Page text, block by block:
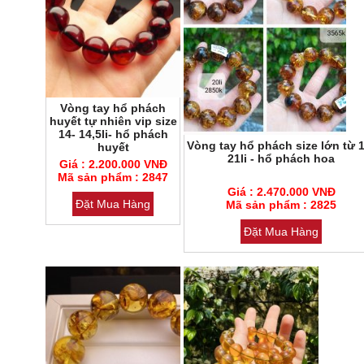
Mã sản phẩm : 2847
Loại đá : Cẩm thạch
Vòng tay hổ phách
huyết tự nhiên vip size
14- 14,5li- hổ phách
huyết
Giá : 2.200.000 VNĐ
Mã sản phẩm : 2847
Đặt Mua Hàng
Mã sản phẩm : 2825
Loại đá : Cẩm thạch
Vòng tay hổ phách size lớn từ
21li - hổ phách hoa
Giá : 2.470.000 VNĐ
Mã sản phẩm : 2825
Đặt Mua Hàng